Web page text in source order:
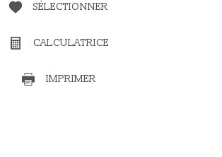
SÉLECTIONNER
CALCULATRICE
IMPRIMER